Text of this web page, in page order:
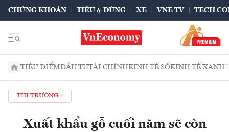
CHỨNG KHOÁN TIÊU & DÙNG XE VNE TV TECH
TIÊU ĐIỂMĐẦU TƯTÀI CHÍNHKINH TẾ SỐKINH TẾ XANH
THỊ TRƯỜNG
Xuất khẩu gỗ cuối năm sẽ còn